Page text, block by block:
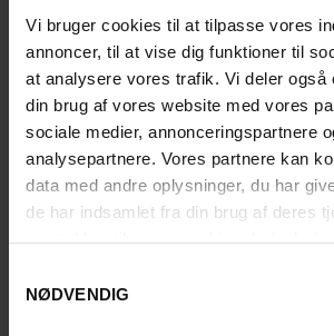
Vi bruger cookies til at tilpasse vores
annoncer, til at vise dig funktioner til
at analysere vores trafik. Vi deler også
din brug af vores website med vores
sociale medier, annonceringspartnere
analysepartnere. Vores partnere kan
data med andre oplysninger, du har
de har indsamlet fra din brug af deres
NØDVENDIG